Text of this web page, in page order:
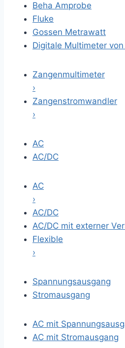
Beha Amprobe
Fluke
Gossen Metrawatt
Digitale Multimeter
Zangenmultimeter
›
Zangenstromwandler
›
AC
AC/DC
AC
›
AC/DC
AC/DC mit externer
Flexible
›
Spannungsausgang
Stromausgang
AC mit
AC mit Stromausgang